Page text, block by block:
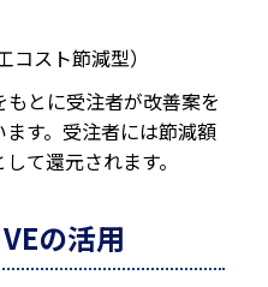
コスト節減型）
とに受注者が改善案を
す。受注者には節減額
て還元されます。
の活用